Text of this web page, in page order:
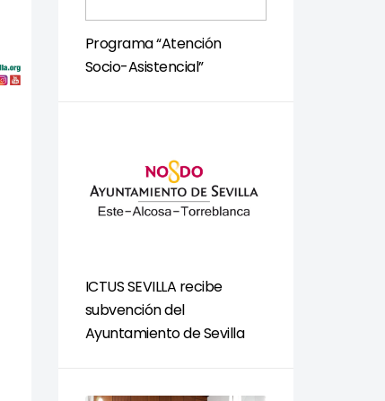
Programa “Atención
Socio-Asistencial”
ICTUS SEVILLA recibe
subvención del
Ayuntamiento de Sevilla